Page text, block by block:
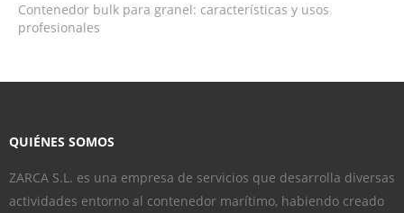
Contenedor bulk para granel: características y usos
profesionales
QUIÉNES SOMOS
ZARCA S.L. es una empresa de servicios que desarrolla diversas
actividades entorno al contenedor marítimo, habiendo creado